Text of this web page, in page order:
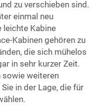
zu verschieben sind.
einmal neu
leichte Kabine
Kabinen gehören zu
die sich mühelos
in sehr kurzer Zeit.
sowie weiteren
in der Lage, die für